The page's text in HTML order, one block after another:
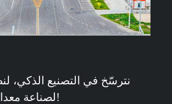
نترسّخ في التصنيع الذكي،
لصناعة معدات اللياقة البدنية!